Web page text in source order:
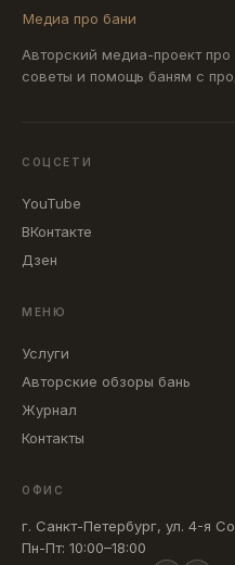
Медиа про бани
Авторский медиа-проект
советы и помощь баням с
СОЦСЕТИ
YouTube
ВКонтакте
Дзен
МЕНЮ
Услуги
Авторские обзоры бань
Журнал
Контакты
ОФИС
г. Санкт-Петербург, ул. 4-я
Пн-Пт: 10:00–18:00